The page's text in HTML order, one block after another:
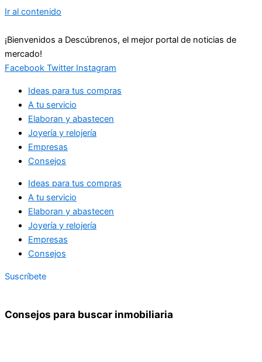
Ir al contenido
¡Bienvenidos a Descúbrenos, el mejor portal de noticias de
mercado!
Facebook Twitter Instagram
Ideas para tus compras
A tu servicio
Elaboran y abastecen
Joyería y relojería
Empresas
Consejos
Ideas para tus compras
A tu servicio
Elaboran y abastecen
Joyería y relojería
Empresas
Consejos
Suscríbete
Consejos para buscar inmobiliaria